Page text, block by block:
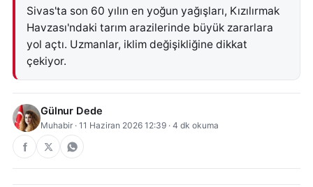
Sivas'ta son 60 yılın en yoğun yağışları, Kızılırmak
Havzası'ndaki tarım arazilerinde büyük zararlara
yol açtı. Uzmanlar, iklim değişikliğine dikkat
çekiyor.
Gülnur Dede
Muhabir · 11 Haziran 2026 12:39 · 4 dk okuma